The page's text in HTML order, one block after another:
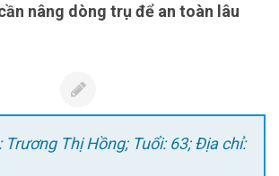
nâng dòng trụ để an toàn lâu
Trương Thị Hồng; Tuổi: 63; Địa chỉ: